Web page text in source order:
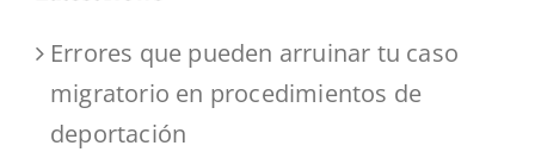
Errores que pueden arruinar tu caso
migratorio en procedimientos de
deportación